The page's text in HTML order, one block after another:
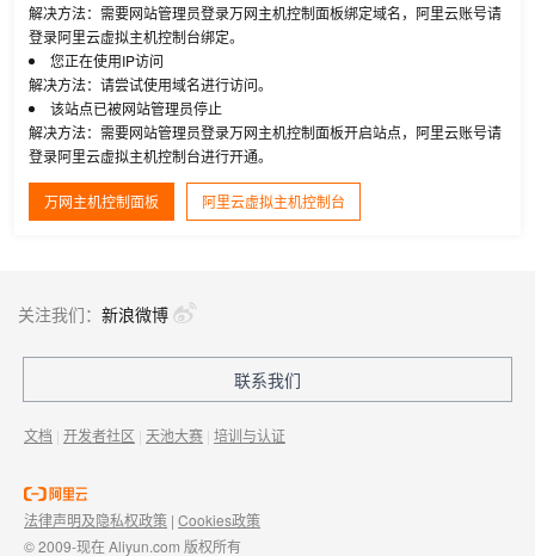
解决方法：需要网站管理员登录万网主机控制面板绑定域名，阿里云账号请
登录阿里云虚拟主机控制台绑定。
您正在使用IP访问
解决方法：请尝试使用域名进行访问。
该站点已被网站管理员停止
解决方法：需要网站管理员登录万网主机控制面板开启站点，阿里云账号请
登录阿里云虚拟主机控制台进行开通。
万网主机控制面板 阿里云虚拟主机控制台